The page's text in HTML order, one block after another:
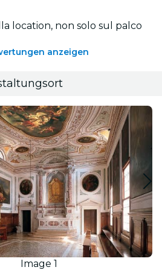
location, non solo sul palco
anzeigen
Image 1